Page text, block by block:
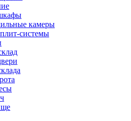
камеры
системы